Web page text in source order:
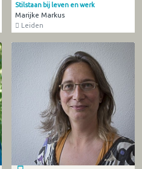
Stilstaan bij leven en werk
Marijke Markus
Leiden